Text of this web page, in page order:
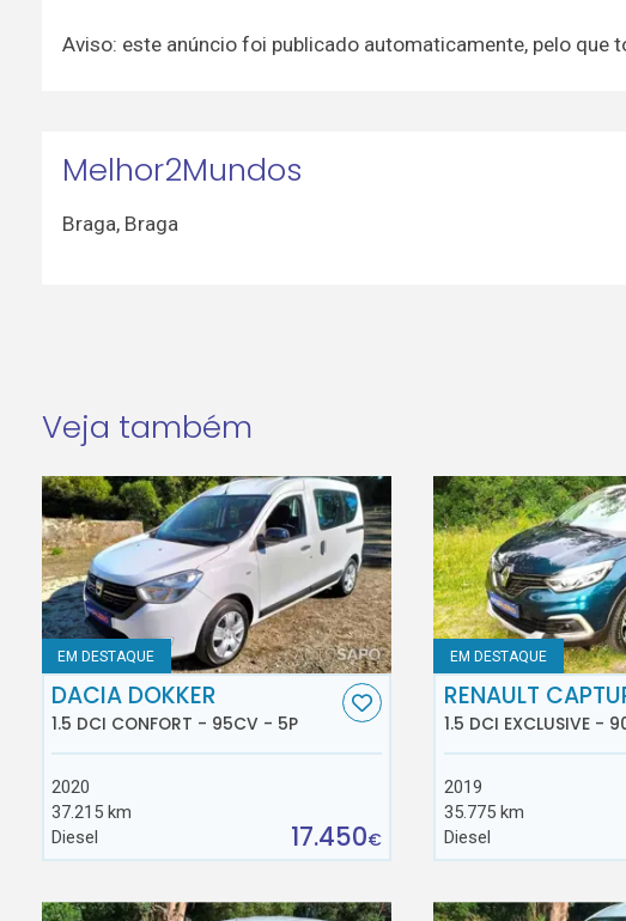
Aviso: este anúncio foi publicado automaticamente, pelo
Melhor2Mundos
Braga, Braga
Veja também
EM DESTAQUE
DACIA DOKKER
1.5 DCI CONFORT - 95CV - 5P
2020
37.215 km
Diesel
17.450€
EM DESTAQUE
RENAULT
1.5 DCI EXCLUSIVE -
2019
35.775 km
Diesel